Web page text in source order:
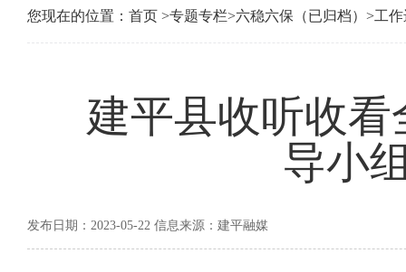
您现在的位置： 首页 >专题专栏>六稳六保（已归档） >工
建平县收听收
导小
发布日期：2023-05-22 信息来源：建平融媒